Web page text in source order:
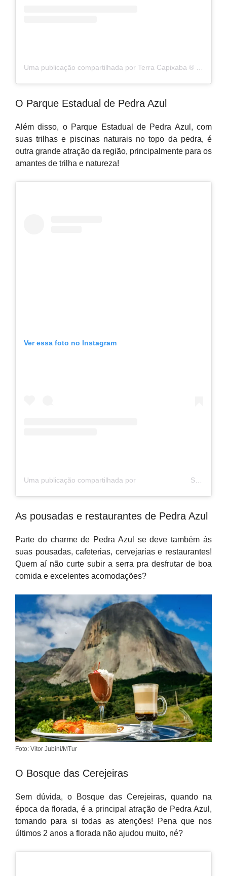
O Parque Estadual de Pedra Azul
Além disso, o Parque Estadual de Pedra Azul, com
suas trilhas e piscinas naturais no topo da pedra, é
outra grande atração da região, principalmente para os
amantes de trilha e natureza!
Ver essa foto no Instagram
As pousadas e restaurantes de Pedra Azul
Parte do charme de Pedra Azul se deve também às
suas pousadas, cafeterias, cervejarias e restaurantes!
Quem aí não curte subir a serra pra desfrutar de boa
comida e excelentes acomodações?
Foto: Vitor Jubini/MTur
O Bosque das Cerejeiras
Sem dúvida, o Bosque das Cerejeiras, quando na
época da florada, é a principal atração de Pedra Azul,
tomando para si todas as atenções! Pena que nos
últimos 2 anos a florada não ajudou muito, né?